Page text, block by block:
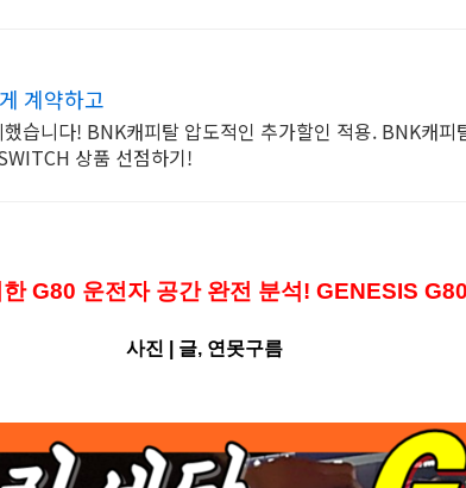
계약하고
습니다! BNK캐피탈 압도적인 추가할인 적용. BNK캐피
상품 선점하기!
G80 운전자 공간 완전 분석! GENESIS
사진 | 글, 연못구름